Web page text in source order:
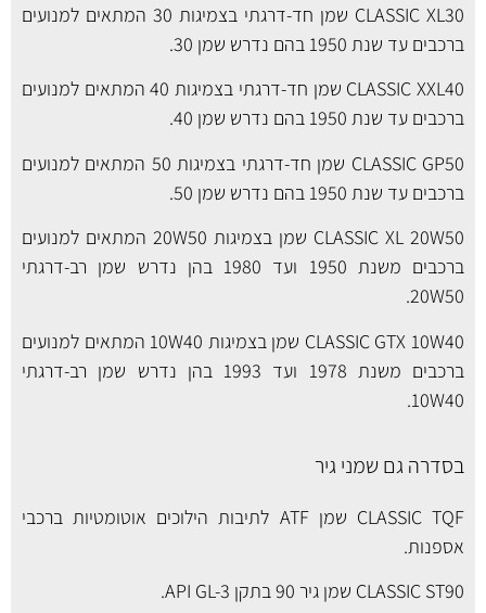
CLASSIC XL30 שמן חד-דרגתי בצמיגות 30 המתאים למנועים
ברכבים עד שנת 1950 בהם נדרש שמן 30.
CLASSIC XXL40 שמן חד-דרגתי בצמיגות 40 המתאים למנועים
ברכבים עד שנת 1950 בהם נדרש שמן 40.
CLASSIC GP50 שמן חד-דרגתי בצמיגות 50 המתאים למנועים
ברכבים עד שנת 1950 בהם נדרש שמן 50.
CLASSIC XL 20W50 שמן בצמיגות 20W50 המתאים למנועים
ברכבים משנת 1950 ועד 1980 בהן נדרש שמן רב-דרגתי
20W50.
CLASSIC GTX 10W40 שמן בצמיגות 10W40 המתאים למנועים
ברכבים משנת 1978 ועד 1993 בהן נדרש שמן רב-דרגתי
10W40.
בסדרה גם שמני גיר
CLASSIC TQF שמן ATF לתיבות הילוכים אוטומטיות ברכבי
אספנות.
CLASSIC ST90 שמן גיר 90 בתקן API GL-3.